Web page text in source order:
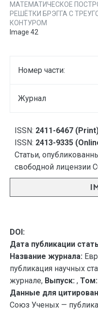
МАТЕМАТИЧЕСКОЕ
РЕШЁТКИ БРЭГГА С
КОНТУРОМ
Image 42
Номер части:
Журнал
ISSN: 2411-6467
ISSN: 2413-9335
Статьи,
свободной лицензии
DOI:
Дата публикации
Название журнала:
публикация научных
журнале, Выпуск: , Том:
Данные для
Союз Ученых —